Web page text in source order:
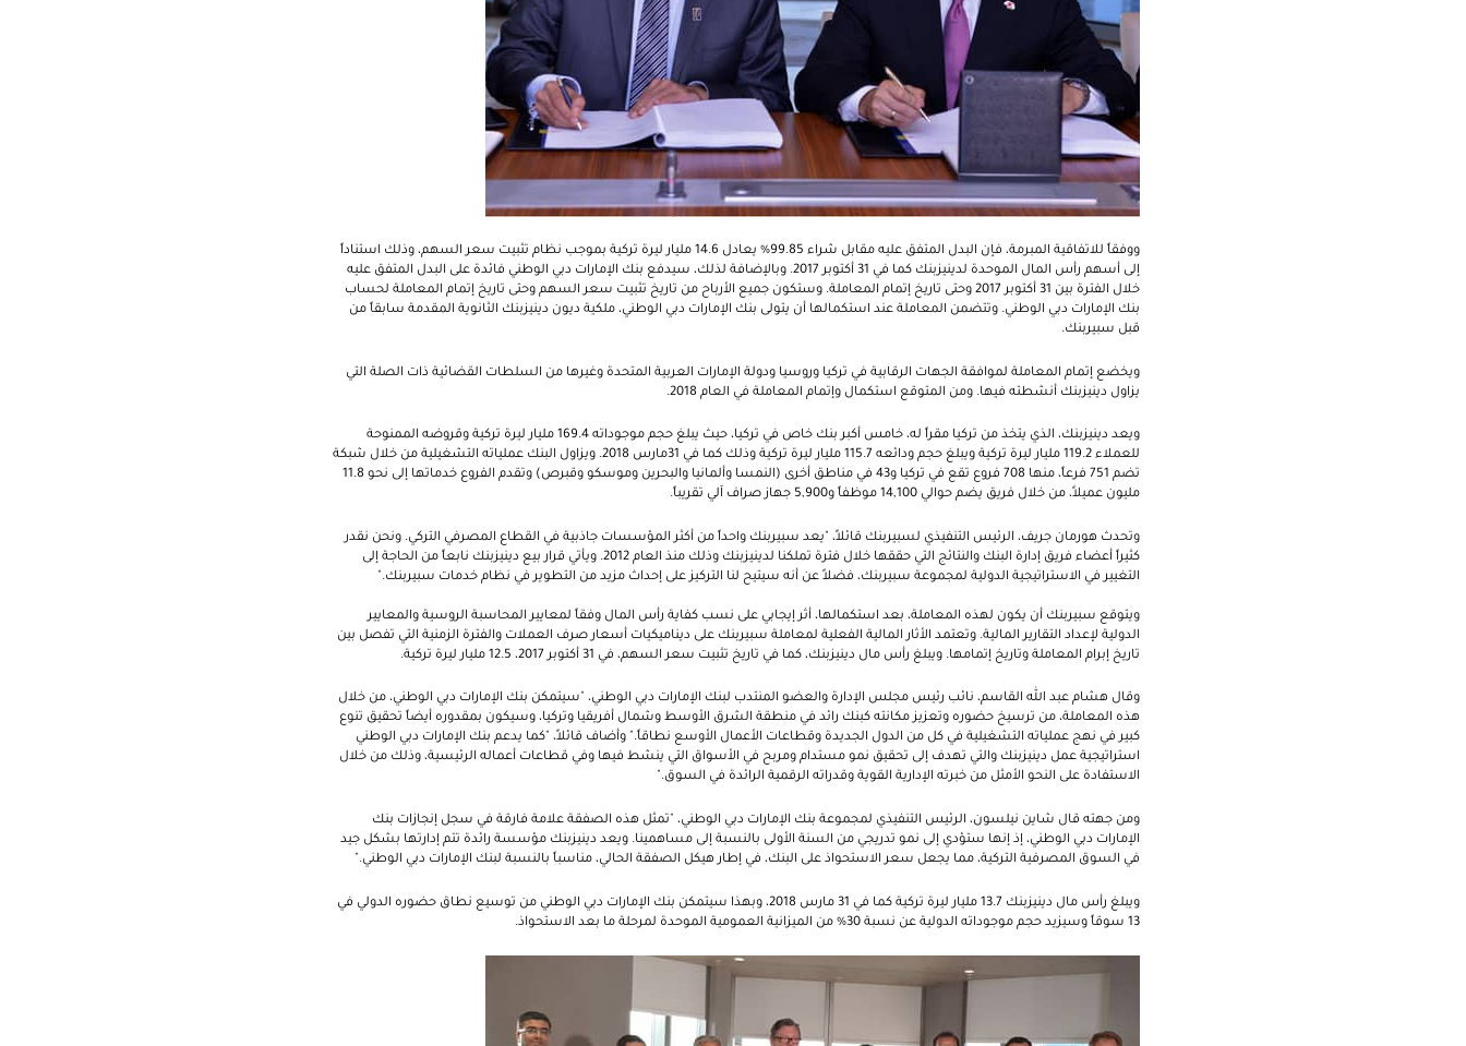
ووفقاً للاتفاقية المبرمة، فإن البدل المتفق عليه مقابل شراء 99.85% يعادل 14.6 مليار ليرة تركية بموجب نظام تثبيت سعر السهم، وذلك استناداً
إلى أسهم رأس المال الموحدة لدينيزبنك كما في 31 أكتوبر 2017. وبالإضافة لذلك، سيدفع بنك الإمارات دبي الوطني فائدة على البدل المتفق عليه
خلال الفترة بين 31 أكتوبر 2017 وحتى تاريخ إتمام المعاملة. وستكون جميع الأرباح من تاريخ تثبيت سعر السهم وحتى تاريخ إتمام المعاملة لحساب
بنك الإمارات دبي الوطني. وتتضمن المعاملة عند استكمالها أن يتولى بنك الإمارات دبي الوطني، ملكية ديون دينيزبنك الثانوية المقدمة سابقاً من
قبل سبيربنك.
ويخضع إتمام المعاملة لموافقة الجهات الرقابية في تركيا وروسيا ودولة الإمارات العربية المتحدة وغيرها من السلطات القضائية ذات الصلة التي
يزاول دينيزبنك أنشطته فيها. ومن المتوقع استكمال وإتمام المعاملة في العام 2018.
ويعد دينيزبنك، الذي يتخذ من تركيا مقراً له، خامس أكبر بنك خاص في تركيا، حيث يبلغ حجم موجوداته 169.4 مليار ليرة تركية وقروضه الممنوحة
للعملاء 119.2 مليار ليرة تركية ويبلغ حجم ودائعه 115.7 مليار ليرة تركية وذلك كما في 31مارس 2018. ويزاول البنك عملياته التشغيلية من خلال شبكة
تضم 751 فرعاً، منها 708 فروع تقع في تركيا و43 في مناطق أخرى (النمسا وألمانيا والبحرين وموسكو وقبرص) وتقدم الفروع خدماتها إلى نحو 11.8
مليون عميلاً، من خلال فريق يضم حوالي 14,100 موظفاً و5,900 جهاز صراف آلي تقريباً.
وتحدث هورمان جريف، الرئيس التنفيذي لسبيربنك قائلاً، "يعد سبيربنك واحداً من أكثر المؤسسات جاذبية في القطاع المصرفي التركي. ونحن نقدر
كثيراً أعضاء فريق إدارة البنك والنتائج التي حققها خلال فترة تملكنا لدينيزبنك وذلك منذ العام 2012. ويأتي قرار بيع دينيزبنك نابعاً من الحاجة إلى
التغيير في الاستراتيجية الدولية لمجموعة سبيربنك، فضلاً عن أنه سيتيح لنا التركيز على إحداث مزيد من التطوير في نظام خدمات سبيربنك."
ويتوقع سبيربنك أن يكون لهذه المعاملة، بعد استكمالها، أثر إيجابي على نسب كفاية رأس المال وفقاً لمعايير المحاسبة الروسية والمعايير
الدولية لإعداد التقارير المالية. وتعتمد الأثار المالية الفعلية لمعاملة سبيربنك على ديناميكيات أسعار صرف العملات والفترة الزمنية التي تفصل بين
تاريخ إبرام المعاملة وتاريخ إتمامها. ويبلغ رأس مال دينيزبنك، كما في تاريخ تثبيت سعر السهم، في 31 أكتوبر 2017، 12.5 مليار ليرة تركية.
وقال هشام عبد الله القاسم، نائب رئيس مجلس الإدارة والعضو المنتدب لبنك الإمارات دبي الوطني، "سيتمكن بنك الإمارات دبي الوطني، من خلال
هذه المعاملة، من ترسيخ حضوره وتعزيز مكانته كبنك رائد في منطقة الشرق الأوسط وشمال أفريقيا وتركيا، وسيكون بمقدوره أيضاً تحقيق تنوع
كبير في نهج عملياته التشغيلية في كل من الدول الجديدة وقطاعات الأعمال الأوسع نطاقاً." وأضاف قائلاً، "كما يدعم بنك الإمارات دبي الوطني
استراتيجية عمل دينيزبنك والتي تهدف إلى تحقيق نمو مستدام ومربح في الأسواق التي ينشط فيها وفي قطاعات أعماله الرئيسية، وذلك من خلال
الاستفادة على النحو الأمثل من خبرته الإدارية القوية وقدراته الرقمية الرائدة في السوق."
ومن جهته قال شاين نيلسون، الرئيس التنفيذي لمجموعة بنك الإمارات دبي الوطني، "تمثل هذه الصفقة علامة فارقة في سجل إنجازات بنك
الإمارات دبي الوطني، إذ إنها ستؤدي إلى نمو تدريجي من السنة الأولى بالنسبة إلى مساهمينا. ويعد دينيزبنك مؤسسة رائدة تتم إدارتها بشكل جيد
في السوق المصرفية التركية، مما يجعل سعر الاستحواذ على البنك، في إطار هيكل الصفقة الحالي، مناسباً بالنسبة لبنك الإمارات دبي الوطني."
ويبلغ رأس مال دينيزبنك 13.7 مليار ليرة تركية كما في 31 مارس 2018، وبهذا سيتمكن بنك الإمارات دبي الوطني من توسيع نطاق حضوره الدولي في
13 سوقاً وسيزيد حجم موجوداته الدولية عن نسبة 30% من الميزانية العمومية الموحدة لمرحلة ما بعد الاستحواذ.